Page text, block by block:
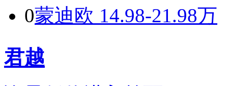
0蒙迪欧 14.98-21.98万
君越